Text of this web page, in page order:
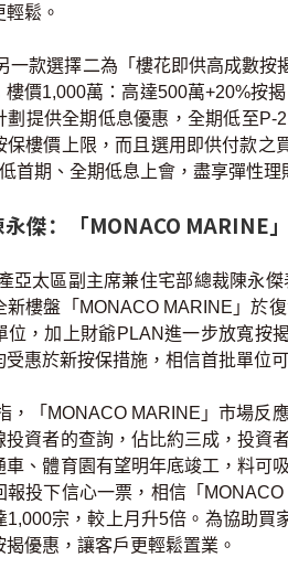
輕鬆。
一款選擇二為「樓花即供高成數
樓價1,000萬：高達500萬+20%按
劃提供全期低息優惠，全期低至P-
保樓價上限，而且選用即供付款
首期、全期低息上會，盡享彈性理
傑：「MONACO MARINE
亞太區副主席兼住宅部總裁陳永
新樓盤「MONACO MARINE」於
位，加上財爺PLAN進一步放寬按
受惠於新按保措施，相信首批單位
，「MONACO MARINE」市場反
投資者的查詢，佔比約三成，投資
車、體育園有望明年底竣工，料可
報投下信心一票，相信「
1,000宗，較上月升5倍。為協助買
揭優惠，讓客戶更輕鬆置業。